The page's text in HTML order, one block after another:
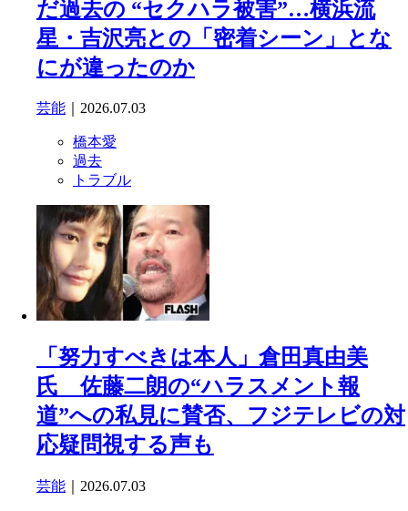
だ過去の “セクハラ被害”…横浜流
星・吉沢亮との「密着シーン」とな
にが違ったのか
芸能 ｜2026.07.03
橋本愛
過去
トラブル
「努力すべきは本人」倉田真由美
氏 佐藤二朗の“ハラスメント報
道”への私見に賛否、フジテレビの対
応疑問視する声も
芸能 ｜2026.07.03